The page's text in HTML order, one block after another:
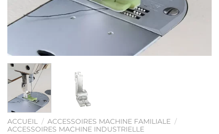
ACCUEIL / ACCESSOIRES MACHINE FAMILIALE /
ACCESSOIRES MACHINE INDUSTRIELLE